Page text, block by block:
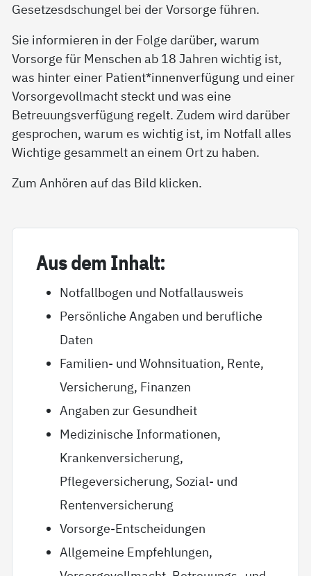
Gesetzesdschungel bei der Vorsorge führen.
Sie informieren in der Folge darüber, warum
Vorsorge für Menschen ab 18 Jahren wichtig ist,
was hinter einer Patient*innenverfügung und einer
Vorsorgevollmacht steckt und was eine
Betreuungsverfügung regelt. Zudem wird darüber
gesprochen, warum es wichtig ist, im Notfall alles
Wichtige gesammelt an einem Ort zu haben.
Zum Anhören auf das Bild klicken.
Aus dem In­halt:
Notfallbogen und Notfallausweis
Persönliche Angaben und berufliche
Daten
Familien- und Wohnsituation, Rente,
Versicherung, Finanzen
Angaben zur Gesundheit
Medizinische Informationen,
Krankenversicherung,
Pflegeversicherung, Sozial- und
Rentenversicherung
Vorsorge-Entscheidungen
Allgemeine Empfehlungen,